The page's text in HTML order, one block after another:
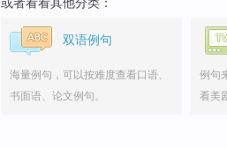
或者看看其他分类：
双语例句
海量例句，可以按难度查看口语、
书面语、论文例句。
例句
看美